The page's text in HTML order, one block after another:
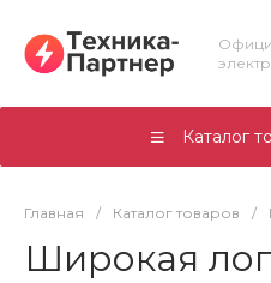
Каталог
Главная / Каталог товаров /
Широкая